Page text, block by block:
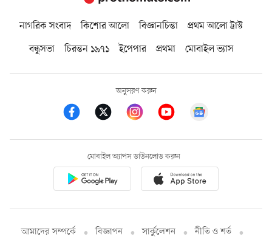
নাগরিক সংবাদ কিশোর আলো বিজ্ঞানচিন্তা
প্রথম আলো ট্রাস্ট
বন্ধুসভা
চিরন্তন ১৯৭১ ইপেপার প্রথমা মোবাইল ভ্যাস
অনুসরণ করুন
মোবাইল অ্যাপস ডাউনলোড করুন
আমাদের সম্পর্কে বিজ্ঞাপন সার্কুলেশন নীতি ও শর্ত